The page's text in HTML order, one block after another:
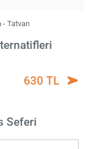
- Tatvan
630 TL
Seferi